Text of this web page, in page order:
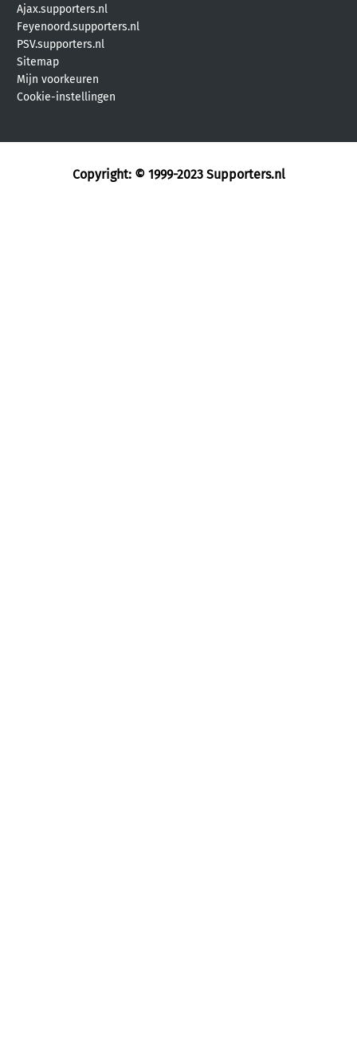
Ajax.supporters.nl
Feyenoord.supporters.nl
PSV.supporters.nl
Sitemap
Mijn voorkeuren
Cookie-instellingen
Copyright: © 1999-2023 Supporters.nl